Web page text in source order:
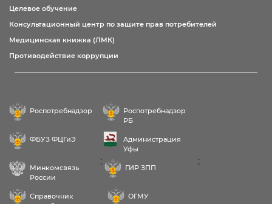
Целевое обучение
Консультационный центр по защите прав потребителей
Медицинская книжка (ЛМК)
Противодействие коррупции
Роспотребнадзор
Роспотребнадзор
РБ
ФБУЗ ФЦГиЭ
Администрация
Уфы
Минкомсвязь
России
;
ГИР ЗПП
;
Справочник
ОГМУ